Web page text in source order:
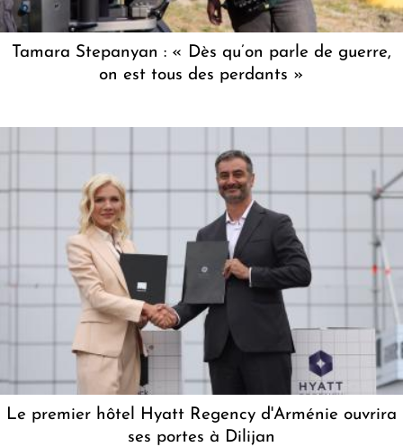
Tamara Stepanyan : « Dès qu’on parle de guerre,
on est tous des perdants »
Le premier hôtel Hyatt Regency d'Arménie ouvrira
ses portes à Dilijan